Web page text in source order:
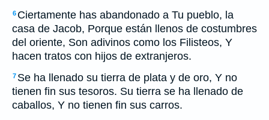
6 Ciertamente has abandonado a Tu pueblo, la
casa de Jacob, Porque están llenos de costumbres
del oriente, Son adivinos como los Filisteos, Y
hacen tratos con hijos de extranjeros.
7 Se ha llenado su tierra de plata y de oro, Y no
tienen fin sus tesoros. Su tierra se ha llenado de
caballos, Y no tienen fin sus carros.